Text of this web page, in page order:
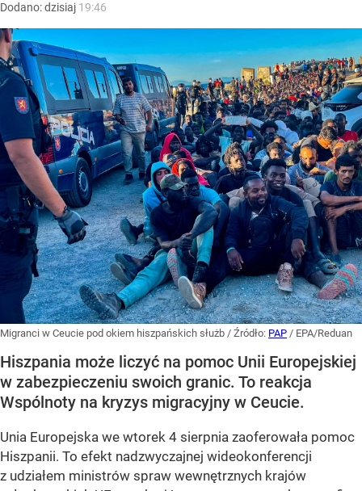
Dodano:dzisiaj 19:46
Migranci w Ceucie pod okiem hiszpańskich służb / Źródło: PAP / EPA/Reduan
Hiszpania może liczyć na pomoc Unii Europejskiej
w zabezpieczeniu swoich granic. To reakcja
Wspólnoty na kryzys migracyjny w Ceucie.
Unia Europejska we wtorek 4 sierpnia zaoferowała pomoc
Hiszpanii. To efekt nadzwyczajnej wideokonferencji
z udziałem ministrów spraw wewnętrznych krajów